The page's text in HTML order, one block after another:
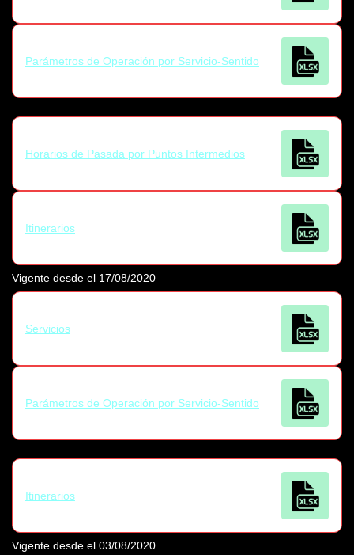
Parámetros de Operación por Servicio-Sentido
Horarios de Pasada por Puntos Intermedios
Itinerarios
Vigente desde el 17/08/2020
Servicios
Parámetros de Operación por Servicio-Sentido
Itinerarios
Vigente desde el 03/08/2020